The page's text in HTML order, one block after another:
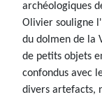
archéologiques
Olivier souligne
du dolmen de la
de petits objets
confondus avec
divers artefacts,